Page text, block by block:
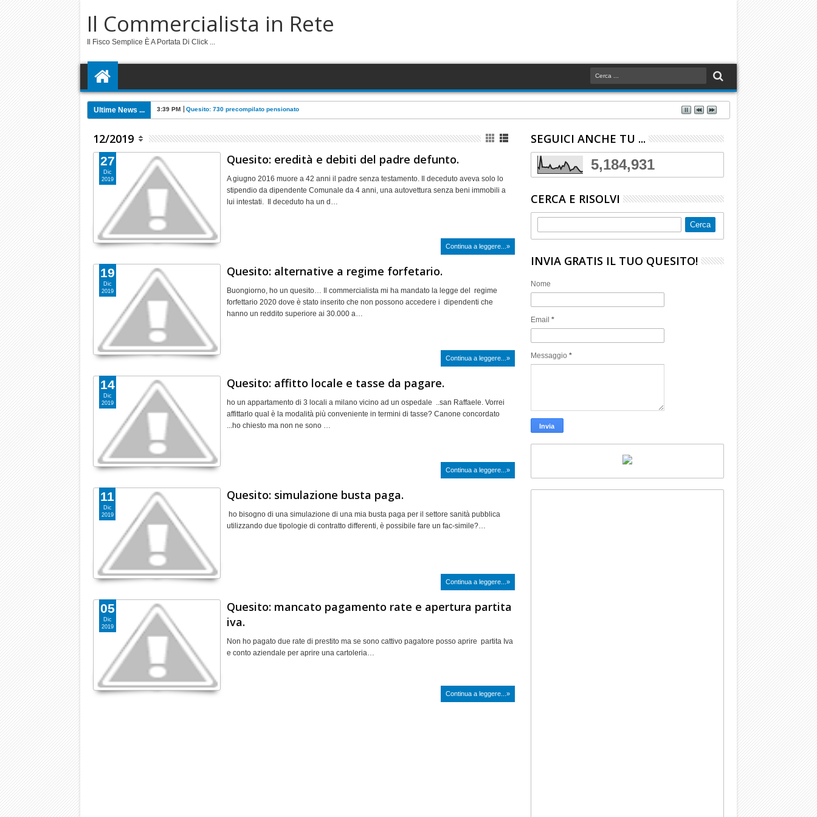
Il Commercialista in Rete
Il Fisco Semplice È A Portata Di Click ...
Ultime News ... 3:39 PM Quesito: 730 precompilato pensionato
12/2019
Quesito: eredità e debiti del padre defunto.
A giugno 2016 muore a 42 anni il padre senza testamento. Il deceduto aveva solo lo
stipendio da dipendente Comunale da 4 anni, una autovettura senza beni immobili a
lui intestati. Il deceduto ha un d…
Continua a leggere...»
27
Dic
2019
Quesito: alternative a regime forfetario.
Buongiorno, ho un quesito… Il commercialista mi ha mandato la legge del regime
forfettario 2020 dove è stato inserito che non possono accedere i dipendenti che
hanno un reddito superiore ai 30.000 a…
Continua a leggere...»
19
Dic
2019
Quesito: affitto locale e tasse da pagare.
ho un appartamento di 3 locali a milano vicino ad un ospedale ..san Raffaele. Vorrei
affittarlo qual è la modalità più conveniente in termini di tasse? Canone concordato
...ho chiesto ma non ne sono …
Continua a leggere...»
14
Dic
2019
Quesito: simulazione busta paga.
ho bisogno di una simulazione di una mia busta paga per il settore sanità pubblica
utilizzando due tipologie di contratto differenti, è possibile fare un fac-simile?…
Continua a leggere...»
11
Dic
2019
Quesito: mancato pagamento rate e apertura partita
iva.
Non ho pagato due rate di prestito ma se sono cattivo pagatore posso aprire partita Iva
e conto aziendale per aprire una cartoleria…
Continua a leggere...»
05
Dic
2019
SEGUICI ANCHE TU ...
5,184,931
CERCA E RISOLVI
INVIA GRATIS IL TUO QUESITO!
Nome
Email *
Messaggio *